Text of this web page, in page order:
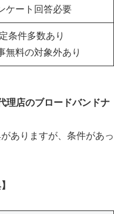
ケート回答必要
条件多数あり
無料の対象外あり
理店のブロードバンドナ
ありますが、条件があっ